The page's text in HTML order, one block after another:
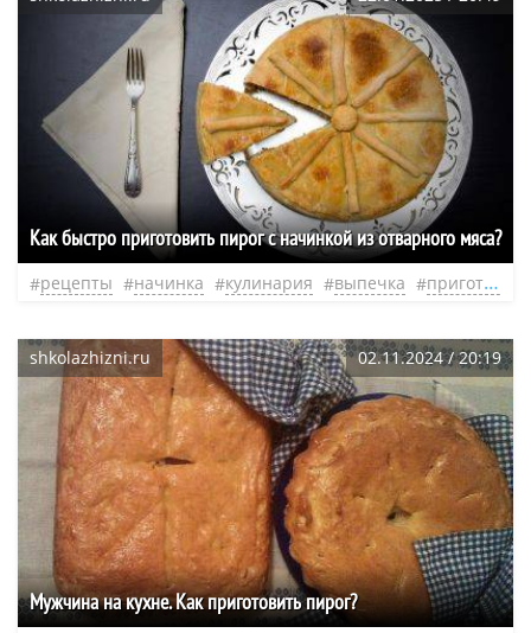
Как быстро приготовить пирог с начинкой из отварного мяса?
рецепты начинка кулинария выпечка приготовление
shkolazhizni.ru 02.11.2024 / 20:19
Мужчина на кухне. Как приготовить пирог?